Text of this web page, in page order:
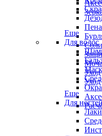
Уход
Уход
Еще
Для волос
Еще
Для
Лаки